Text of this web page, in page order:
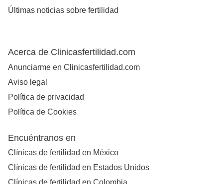
Últimas noticias sobre fertilidad
Acerca de Clinicasfertilidad.com
Anunciarme en Clinicasfertilidad.com
Aviso legal
Política de privacidad
Política de Cookies
Encuéntranos en
Clínicas de fertilidad en México
Clínicas de fertilidad en Estados Unidos